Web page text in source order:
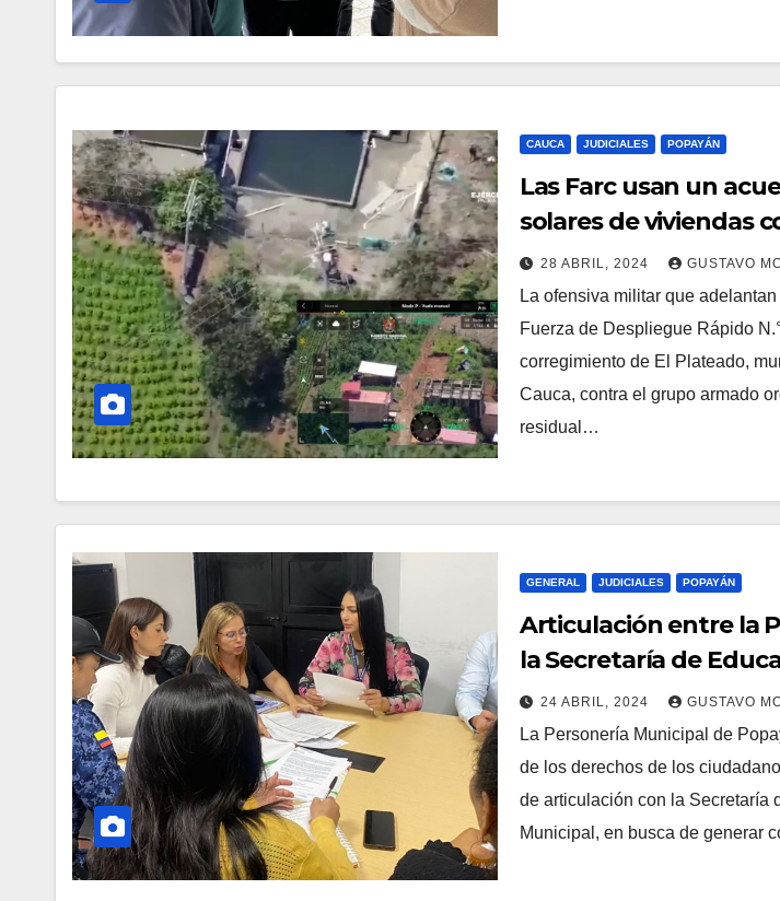
CAUCA JUDICIALES POPAYÁN
Las Farc usan un
solares de viviendas
campamento y
Argelia, Cauca
28 ABRIL, 2024 GUSTAVO
La ofensiva militar que
Fuerza de Despliegue Rápido
corregimiento de El Plateado,
Cauca, contra el grupo armado
residual…
GENERAL JUDICIALES POPAYÁN
Articulación entre la
la Secretaría de
Municipal de
de reclusión
24 ABRIL, 2024 GUSTAVO
La Personería Municipal de
de los derechos de los
de articulación con la Secretaría
Municipal, en busca de generar